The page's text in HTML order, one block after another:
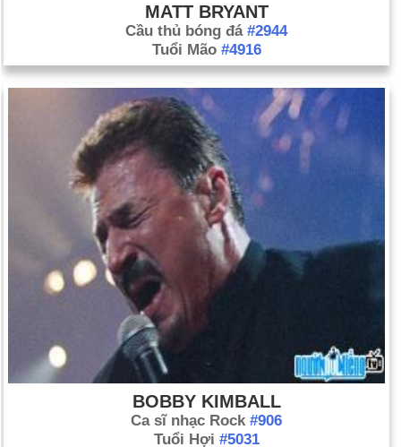
MATT BRYANT
Cầu thủ bóng đá #2944
Tuổi Mão #4916
BOBBY KIMBALL
Ca sĩ nhạc Rock #906
Tuổi Hợi #5031